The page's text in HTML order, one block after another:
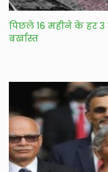
पिछले 16 महीने के हर 3
बर्खास्त